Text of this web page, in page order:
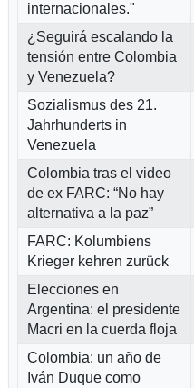
internacionales."
¿Seguirá escalando la
tensión entre Colombia
y Venezuela?
Sozialismus des 21.
Jahrhunderts in
Venezuela
Colombia tras el video
de ex FARC: “No hay
alternativa a la paz”
FARC: Kolumbiens
Krieger kehren zurück
Elecciones en
Argentina: el presidente
Macri en la cuerda floja
Colombia: un año de
Iván Duque como